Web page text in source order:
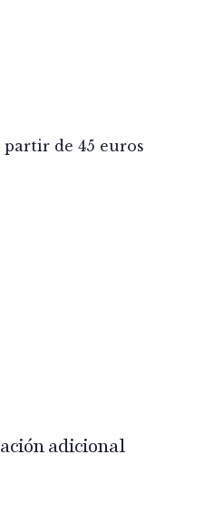
de 45 euros
adicional